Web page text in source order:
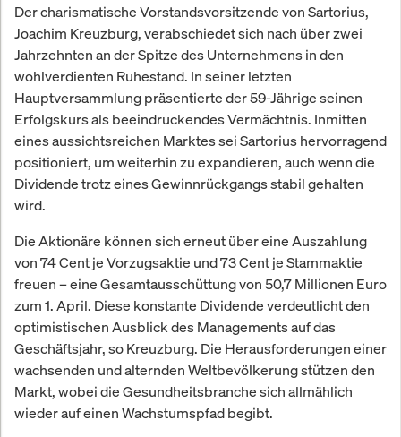
Der charismatische Vorstandsvorsitzende von Sartorius,
Joachim Kreuzburg, verabschiedet sich nach über zwei
Jahrzehnten an der Spitze des Unternehmens in den
wohlverdienten Ruhestand. In seiner letzten
Hauptversammlung präsentierte der 59-Jährige seinen
Erfolgskurs als beeindruckendes Vermächtnis. Inmitten
eines aussichtsreichen Marktes sei Sartorius hervorragend
positioniert, um weiterhin zu expandieren, auch wenn die
Dividende trotz eines Gewinnrückgangs stabil gehalten
wird.
Die Aktionäre können sich erneut über eine Auszahlung
von 74 Cent je Vorzugsaktie und 73 Cent je Stammaktie
freuen – eine Gesamtausschüttung von 50,7 Millionen Euro
zum 1. April. Diese konstante Dividende verdeutlicht den
optimistischen Ausblick des Managements auf das
Geschäftsjahr, so Kreuzburg. Die Herausforderungen einer
wachsenden und alternden Weltbevölkerung stützen den
Markt, wobei die Gesundheitsbranche sich allmählich
wieder auf einen Wachstumspfad begibt.